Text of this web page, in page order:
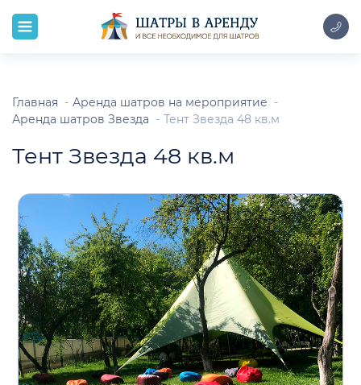
Главная
Аренда шатров на мероприятие
Аренда шатров Звезда
Тент Звезда 48 кв.м
Тент Звезда 48 кв.м